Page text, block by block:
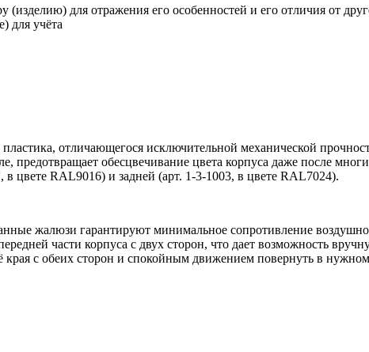
для отражения его особенностей и его отличия от
для учёта
пластика, отличающегося исключительной механической
обесцвечивание цвета корпуса даже после
в цвете RAL9016) и задней (арт. 1-3-1003, в цвете RAL7024).
жалюзи гарантируют минимальное сопротивление
части корпуса с двух сторон, что дает возможность
края с обеих сторон и спокойным движением повернуть в